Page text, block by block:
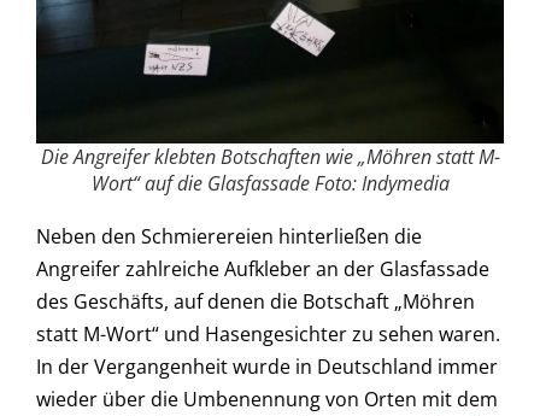
Die Angreifer klebten Botschaften wie „Möhren statt M-
Wort“ auf die Glasfassade Foto: Indymedia
Neben den Schmierereien hinterließen die
Angreifer zahlreiche Aufkleber an der Glasfassade
des Geschäfts, auf denen die Botschaft „Möhren
statt M-Wort“ und Hasengesichter zu sehen waren.
In der Vergangenheit wurde in Deutschland immer
wieder über die Umbenennung von Orten mit dem